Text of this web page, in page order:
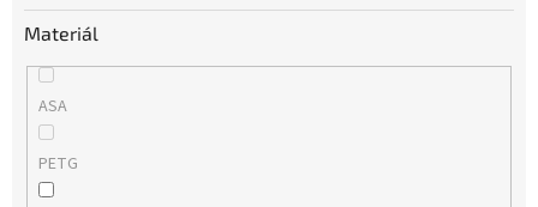
Materiál
ASA
PETG